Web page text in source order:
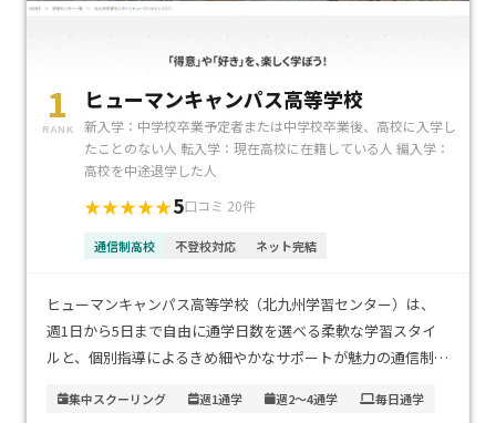
1
RANK
ヒューマンキャンパス高等学校
新入学：中学校卒業予定者または中学校卒業後、高校に入学し
たことのない人 転入学：現在高校に在籍している人 編入学：
高校を中途退学した人
★★★★★5口コミ 20件
通信制高校 不登校対応 ネット完結
ヒューマンキャンパス高等学校（北九州学習センター）は、
週1日から5日まで自由に通学日数を選べる柔軟な学習スタイ
ルと、個別指導によるきめ細やかなサポートが魅力の通信制高
通学のしやすさは抜群です。学費は一般通信コースで年間約
集中スクーリング 週1通学 週2～4通学 毎日通学